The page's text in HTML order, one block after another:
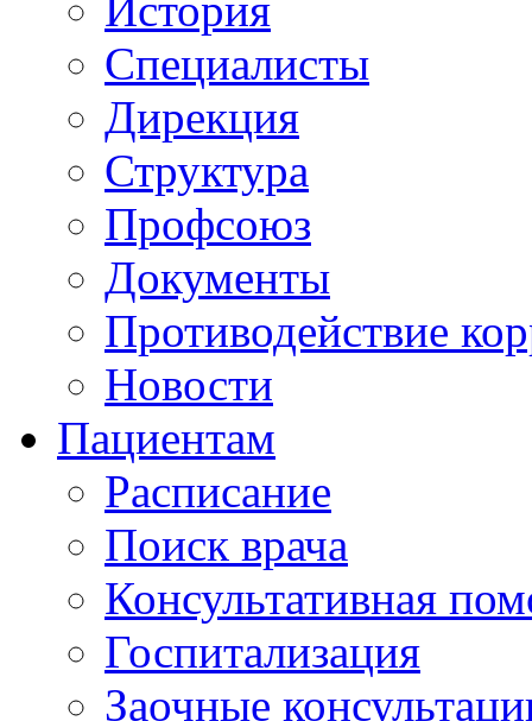
Специалисты
Дирекция
Структура
Профсоюз
Документы
Противодействие
Новости
Пациентам
Расписание
Поиск врача
Консультативная
Госпитализация
Заочные